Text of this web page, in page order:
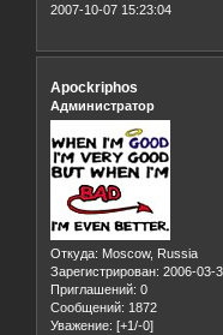
2007-10-07 15:23:04
Apockriphos
Администратор
Откуда: Moscow, Russia
Зарегистрирован: 2006-03-
Приглашений: 0
Сообщений: 1872
Уважение: [+1/-0]